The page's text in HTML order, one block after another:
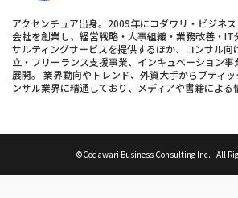
アクセンチュア出身。2009年にコダワリ・ビジネ
会社を創業し、経営戦略・人事組織・業務改善・IT
サルティングサービスを提供するほか、コンサル向
立・フリーランス支援事業、インキュベーション
展開。 業界動向やトレンド、外資大手からブティ
ンサル業界に精通しており、メディアや書籍による
©Codawari Business Consulting Inc. - All